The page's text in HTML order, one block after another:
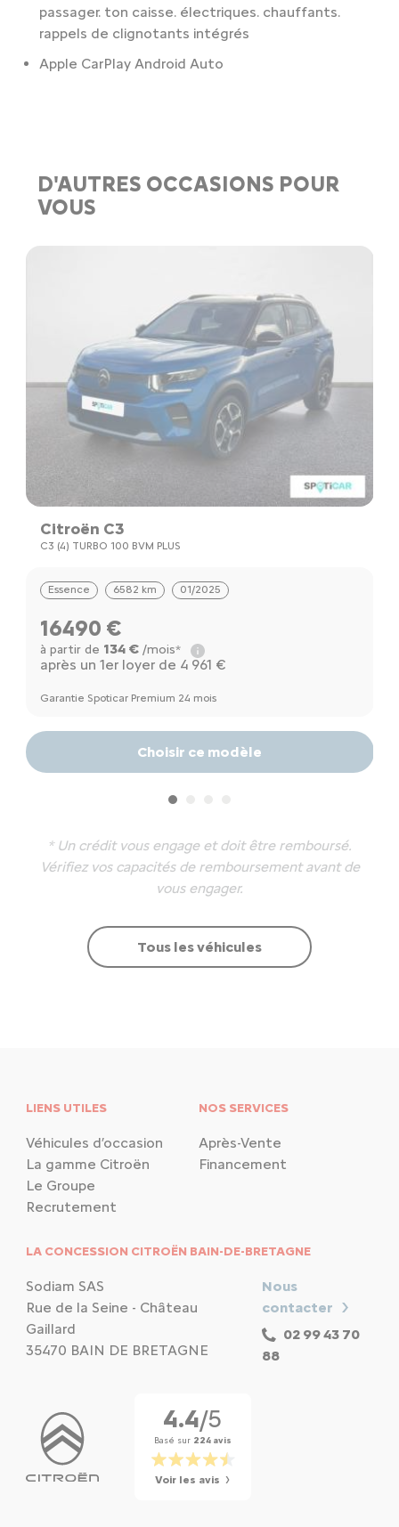
passager. ton caisse. électriques. chauffants.
rappels de clignotants intégrés
Apple CarPlay Android Auto
D'AUTRES OCCASIONS POUR
VOUS
Citroën C3
C3 (4) TURBO 100 BVM PLUS
Essence 6582 km 01/2025
16490 €
à partir de 134 €/mois*
après un 1er loyer de 4 961 €
Garantie Spoticar Premium 24 mois
Choisir ce modèle
* Un crédit vous engage et doit être remboursé.
Vérifiez vos capacités de remboursement avant de
vous engager.
Tous les véhicules
LIENS UTILES
Véhicules d’occasion
La gamme Citroën
Le Groupe
Recrutement
NOS SERVICES
Après-Vente
Financement
LA CONCESSION CITROËN BAIN-DE-BRETAGNE
Sodiam SAS
Rue de la Seine - Château
Gaillard
35470 BAIN DE BRETAGNE
Nous
contacter
02 99 43 70
88
4.4/5
Basé sur 224 avis
Voir les avis